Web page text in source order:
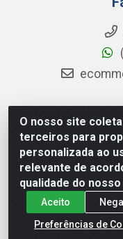
O nosso site
terceiros para
personalizada ao
relevante de
qualidade do
Aceito
Preferências de
Atacamax Importadora
101 - SUL, KM 79,60
Guararapes - PE,